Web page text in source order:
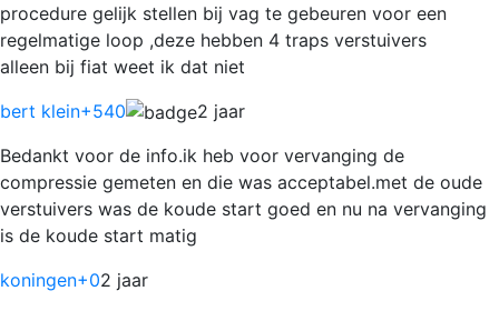
procedure gelijk stellen bij vag te gebeuren voor een
regelmatige loop ,deze hebben 4 traps verstuivers
alleen bij fiat weet ik dat niet
bert klein+540
2 jaar
Bedankt voor de info.ik heb voor vervanging de
compressie gemeten en die was acceptabel.met de oude
verstuivers was de koude start goed en nu na vervanging
is de koude start matig
koningen+02 jaar